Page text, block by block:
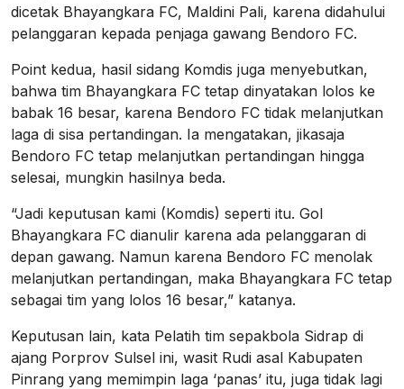
dicetak Bhayangkara FC, Maldini Pali, karena didahului
pelanggaran kepada penjaga gawang Bendoro FC.
Point kedua, hasil sidang Komdis juga menyebutkan,
bahwa tim Bhayangkara FC tetap dinyatakan lolos ke
babak 16 besar, karena Bendoro FC tidak melanjutkan
laga di sisa pertandingan. Ia mengatakan, jikasaja
Bendoro FC tetap melanjutkan pertandingan hingga
selesai, mungkin hasilnya beda.
“Jadi keputusan kami (Komdis) seperti itu. Gol
Bhayangkara FC dianulir karena ada pelanggaran di
depan gawang. Namun karena Bendoro FC menolak
melanjutkan pertandingan, maka Bhayangkara FC tetap
sebagai tim yang lolos 16 besar,” katanya.
Keputusan lain, kata Pelatih tim sepakbola Sidrap di
ajang Porprov Sulsel ini, wasit Rudi asal Kabupaten
Pinrang yang memimpin laga ‘panas’ itu, juga tidak lagi